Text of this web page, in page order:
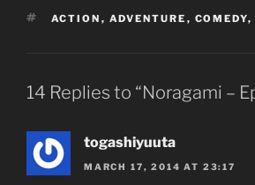
TAGS
ACTION , ADVENTURE , COMEDY,
14 Replies to “Noragami –
togashiyuuta
MARCH 17, 2014 AT 23:17